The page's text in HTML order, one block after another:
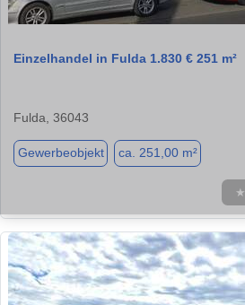
Einzelhandel in Fulda 1.830 € 251 m²
Fulda, 36043
Gewerbeobjekt ca. 251,00 m²
★